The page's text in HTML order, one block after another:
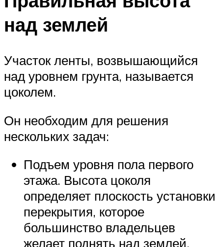
над землей
Участок ленты, возвышающийся
над уровнем грунта, называется
цоколем.
Он необходим для решения
нескольких задач:
Подъем уровня пола первого
этажа. Высота цоколя
определяет плоскость установки
перекрытия, которое
большинство владельцев
желает поднять над землей.